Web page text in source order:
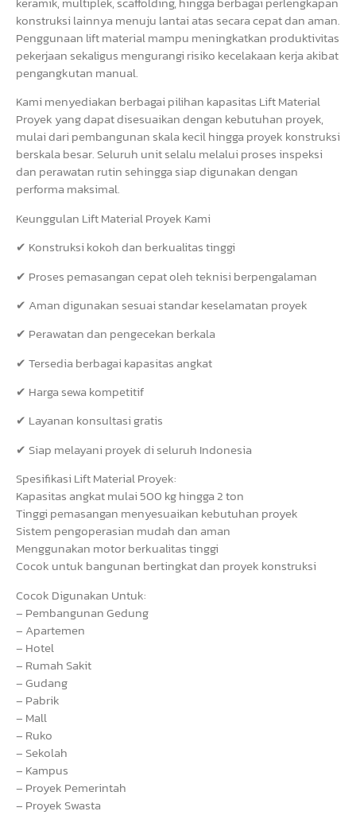
konstruksi lainnya menuju lantai atas secara cepat dan aman.
Penggunaan lift material mampu meningkatkan produktivitas
pekerjaan sekaligus mengurangi risiko kecelakaan kerja akibat
pengangkutan manual.
Kami menyediakan berbagai pilihan kapasitas Lift Material
Proyek yang dapat disesuaikan dengan kebutuhan proyek,
mulai dari pembangunan skala kecil hingga proyek konstruksi
berskala besar. Seluruh unit selalu melalui proses inspeksi
dan perawatan rutin sehingga siap digunakan dengan
performa maksimal.
Keunggulan Lift Material Proyek Kami
✔ Konstruksi kokoh dan berkualitas tinggi
✔ Proses pemasangan cepat oleh teknisi berpengalaman
✔ Aman digunakan sesuai standar keselamatan proyek
✔ Perawatan dan pengecekan berkala
✔ Tersedia berbagai kapasitas angkat
✔ Harga sewa kompetitif
✔ Layanan konsultasi gratis
✔ Siap melayani proyek di seluruh Indonesia
Spesifikasi Lift Material Proyek:
Kapasitas angkat mulai 500 kg hingga 2 ton
Tinggi pemasangan menyesuaikan kebutuhan proyek
Sistem pengoperasian mudah dan aman
Menggunakan motor berkualitas tinggi
Cocok untuk bangunan bertingkat dan proyek konstruksi
Cocok Digunakan Untuk:
– Pembangunan Gedung
– Apartemen
– Hotel
– Rumah Sakit
– Gudang
– Pabrik
– Mall
– Ruko
– Sekolah
– Kampus
– Proyek Pemerintah
– Proyek Swasta